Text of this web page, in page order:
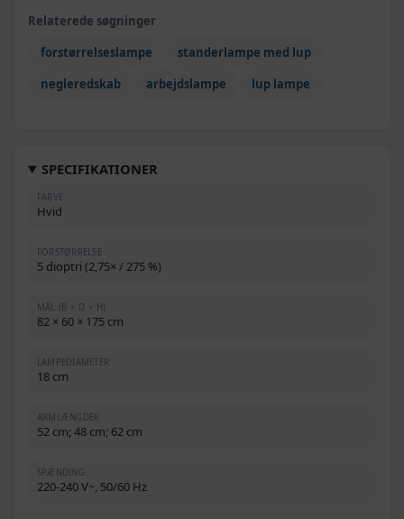
Relaterede søgninger
forstørrelseslampe
standerlampe med lup
negleredskab
arbejdslampe lup lampe
SPECIFIKATIONER
FARVE
Hvid
FORSTØRRELSE
5 dioptri (2,75× / 275 %)
MÅL (B × D × H)
82 × 60 × 175 cm
LAMPEDIAMETER
18 cm
ARMLÆNGDER
52 cm; 48 cm; 62 cm
SPÆNDING
220-240 V~, 50/60 Hz